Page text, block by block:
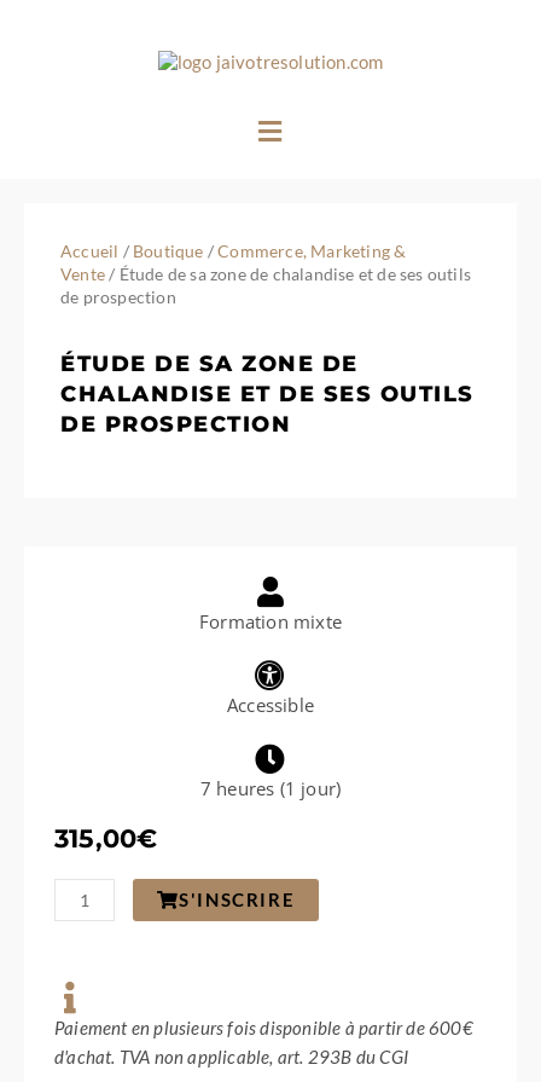
Menu
Accueil / Boutique /Commerce, Marketing &
Vente/ Étude de sa zone de chalandise et de ses outils
de prospection
ÉTUDE DE SA ZONE DE
CHALANDISE ET DE SES OUTILS
DE PROSPECTION
Formation mixte
Accessible
7 heures (1 jour)
315,00€
de
copropriété
–
Les
S'INSCRIRE
Paiement en plusieurs fois disponible à partir de 600€
d'achat. TVA non applicable, art. 293B du CGI